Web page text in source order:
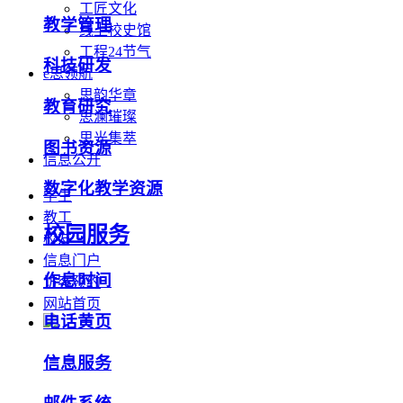
工匠文化
线上校史馆
工程24节气
e思领航
思韵华章
思澜璀璨
思光集萃
信息公开
学生
教工
校友
信息门户
访客预约
网站首页
教学管理
科技研发
教育研究
图书资源
数字化教学资源
校园服务
作息时间
电话黄页
信息服务